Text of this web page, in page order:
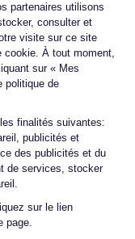
partenaires utilisons
consulter et
visite sur ce site
cookie. À tout moment,
sur « Mes
politique de
finalités suivantes:
publicités et
des publicités et du
de services, stocker
sur le lien
page.